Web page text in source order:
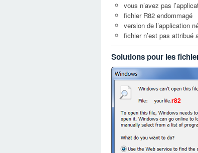
vous n’avez pas
fichier R82 endommagé
version de l’application
fichier n’est pas attribué
Solutions pour les
r82